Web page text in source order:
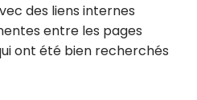
des liens internes
entre les pages
ont été bien recherchés